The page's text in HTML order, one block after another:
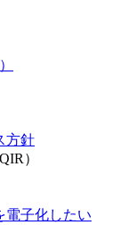
方針
）
電子化したい